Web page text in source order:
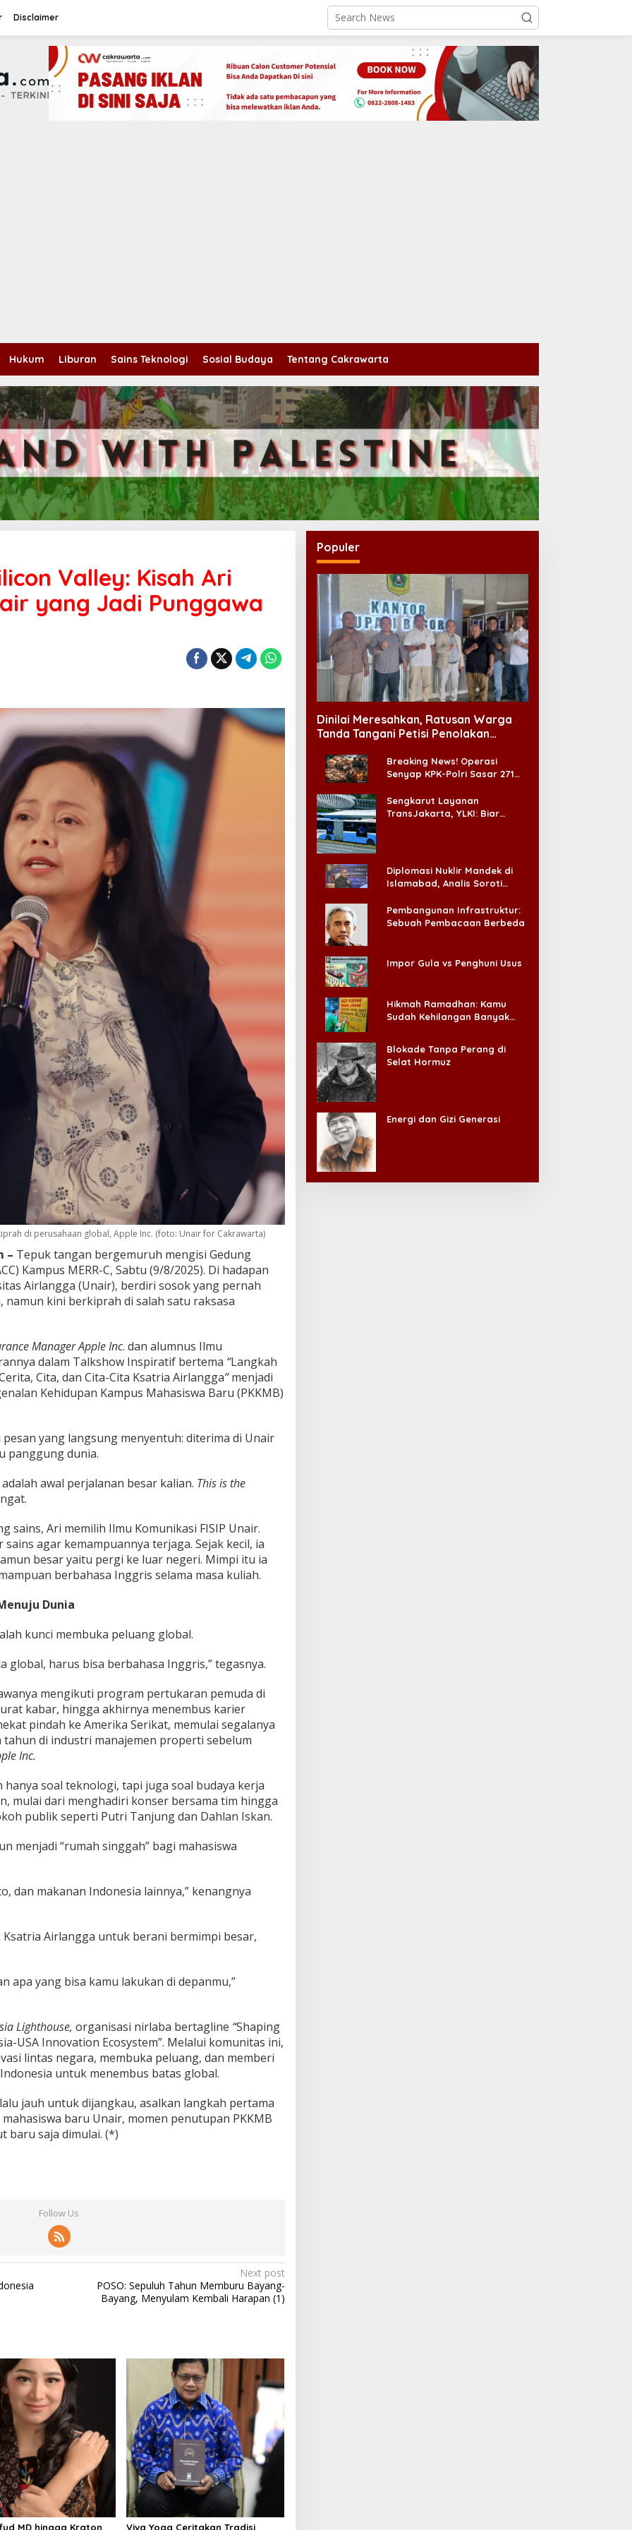
Disclaimer
Hukum Liburan Sains Teknologi Sosial Budaya Tentang Cakrawarta
Valley: Kisah Ari
yang Jadi Punggawa
di perusahaan global, Apple Inc. (foto: Unair for Cakrawarta)
– Tepuk tangan bergemuruh mengisi Gedung
Kampus MERR-C, Sabtu (9/8/2025). Di hadapan
Airlangga (Unair), berdiri sosok yang pernah
kini berkiprah di salah satu raksasa
Manager Apple Inc. dan alumnus Ilmu
dalam Talkshow Inspiratif bertema “Langkah
Cita, dan Cita-Cita Ksatria Airlangga”menjadi
Kehidupan Kampus Mahasiswa Baru (PKKMB)
yang langsung menyentuh: diterima di Unair
panggung dunia.
awal perjalanan besar kalian. This is the
sains, Ari memilih Ilmu Komunikasi FISIP Unair.
agar kemampuannya terjaga. Sejak kecil, ia
besar yaitu pergi ke luar negeri. Mimpi itu ia
berbahasa Inggris selama masa kuliah.
Dunia
kunci membuka peluang global.
global, harus bisa berbahasa Inggris,” tegasnya.
mengikuti program pertukaran pemuda di
kabar, hingga akhirnya menembus karier
pindah ke Amerika Serikat, memulai segalanya
di industri manajemen properti sebelum
Inc.
hanya soal teknologi, tapi juga soal budaya kerja
mulai dari menghadiri konser bersama tim hingga
publik seperti Putri Tanjung dan Dahlan Iskan.
menjadi “rumah singgah” bagi mahasiswa
dan makanan Indonesia lainnya,” kenangnya
Airlangga untuk berani bermimpi besar,
apa yang bisa kamu lakukan di depanmu,”
Lighthouse, organisasi nirlaba bertagline “Shaping
USA Innovation Ecosystem”. Melalui komunitas ini,
lintas negara, membuka peluang, dan memberi
untuk menembus batas global.
jauh untuk dijangkau, asalkan langkah pertama
baru Unair, momen penutupan PKKMB
baru saja dimulai. (*)
Follow Us
Next post
POSO: Sepuluh Tahun Memburu Bayang-
Bayang, Menyulam Kembali Harapan (1)
MD hingga Kraton Viva Yoga Ceritakan Tradisi
Populer
Dinilai Meresahkan, Ratusan Warga
Tanda Tangani Petisi Penolakan
Breaking News! Operasi
Senyap KPK-Polri Sasar 271
Ada ‘Badai Pemeriksaan’
Sengkarut Layanan
TransJakarta, YLKI: Biar
Diplomasi Nuklir Mandek di
Islamabad, Analis Soroti
Pembangunan Infrastruktur:
Sebuah Pembacaan Berbeda
Impor Gula vs Penghuni Usus
Hikmah Ramadhan: Kamu
Sudah Kehilangan Banyak
Blokade Tanpa Perang di
Selat Hormuz
Energi dan Gizi Generasi